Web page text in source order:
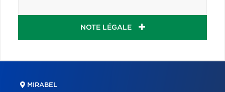
NOTE LÉGALE
MIRABEL